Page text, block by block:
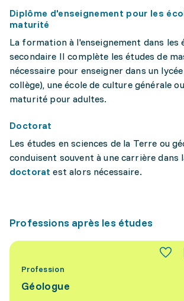
Diplôme d'enseignement pour les
maturité
La formation à l'enseignement dans les
secondaire II complète les études de
nécessaire pour enseigner dans un
collège), une école de culture générale
maturité pour adultes.
Doctorat
Les études en sciences de la Terre ou
conduisent souvent à une carrière dans
doctorat est alors nécessaire.
Professions après les études
Profession
Géologue